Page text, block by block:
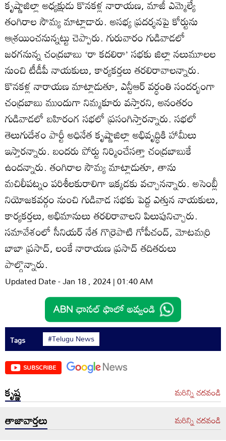
కృష్ణాజిల్లా అధ్యక్షుడు కొనకళ్ల నారాయణ, మాజీ ఎమ్మెల్యే
తంగిరాల సౌమ్య మాట్లాడారు. అసభ్య ప్రదర్శనపై కోర్టును
ఆశ్రయించనున్నట్టు చెప్పారు. గురువారం గుడివాడలో
జరగనున్న చంద్రబాబు ‘రా కదలిరా’ సభకు జిల్లా నలుమూలల
నుంచి టీడీపీ నాయకులు, కార్యకర్తలు తరలిరావాలన్నారు.
కొనకళ్ల నారాయణ మాట్లాడుతూ, ఎన్టీఆర్‌ వర్ధంతి సందర్భంగా
చంద్రబాబు ముందుగా నిమ్మకూరు వస్తారని, అనంతరం
గుడివాడలో బహిరంగ సభలో ప్రసంగిస్తారన్నారు. సభలో
తెలుగుదేశం పార్టీ అధినేత కృష్ణాజిల్లా అభివృద్ధికి హామీలు
ఇస్తారన్నారు. బందరు పోర్టు నిర్మించేసత్తా చంద్రబాబుకే
ఉందన్నారు. తంగిరాల సౌమ్య మాట్లాడుతూ, తాను
మచిలీపట్నం పరిశీలకురాలిగా ఇక్కడకు వచ్చానన్నారు. అసెంబ్లీ
నియోజకవర్గం నుంచి గుడివాడ సభకు పెద్ద ఎత్తున నాయకులు,
కార్యకర్తలు, అభిమానులు తరలిరావాలని పిలుపునిచ్చారు.
సమావేశంలో సీనియర్‌ నేత గొర్రెపాటి గోపీచంద్‌, మోటమర్రి
బాబా ప్రసాద్‌, లంకే నారాయణ ప్రసాద్‌ తదితరులు
పాల్గొన్నారు.
Updated Date - Jan 18 , 2024 | 01:40 AM
Tags #Telugu News
SUBSCRIBE
కృష్ణ మరిన్ని చదవండి
తాజావార్తలు మరిన్ని చదవండి